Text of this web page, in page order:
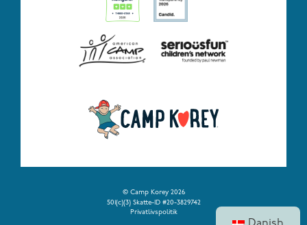
© Camp Korey 2026
501(c)(3) Skatte-ID #20-3829742
Privatlivspolitik